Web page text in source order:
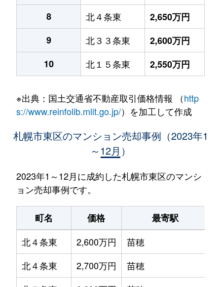
8
北４条東
2,650万円
9
北３３条東
2,600万円
10
北１５条東 2,550万円
※出典：国土交通省不動産取引価格情報 （http
s://www.reinfolib.mlit.go.jp/）を加工して作成
札幌市東区のマンション売却事例（2023年1
～12月）
2023年1～12月に成約した札幌市東区のマンシ
ョン売却事例です。
町名 価格 最寄駅
北４条東
2,600万円 苗穂
北４条東
2,700万円 苗穂